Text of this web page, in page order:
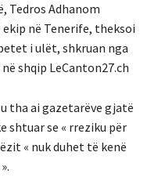
Tedros Adhanom
ekip në Tenerife, theksoi
i ulët, shkruan nga
shqip LeCanton27.ch
tha ai gazetarëve gjatë
shtuar se « rreziku për
« nuk duhet të kenë